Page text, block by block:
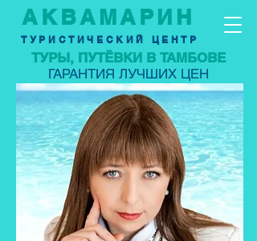
АКВАМАРИН
ТУРИСТИЧЕСКИЙ ЦЕНТР
ТУРЫ, ПУТЁВКИ В ТАМБОВЕ
ГАРАНТИЯ ЛУЧШИХ ЦЕН